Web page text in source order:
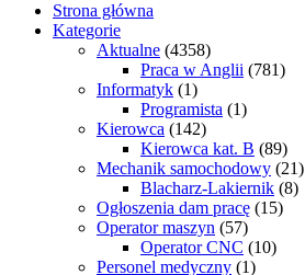
Strona główna
Kategorie
Aktualne (4358)
Praca w Anglii (781)
Informatyk (1)
Programista (1)
Kierowca (142)
Kierowca kat. B (89)
Mechanik samochodowy (21)
Blacharz-Lakiernik (8)
Ogłoszenia dam pracę (15)
Operator maszyn (57)
Operator CNC (10)
Personel medyczny (1)